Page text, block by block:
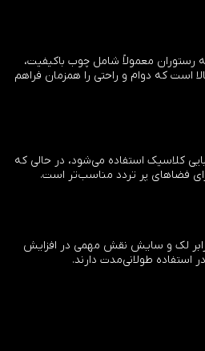
رستوران معمولاً شامل چوب باکیفیت،
است که دوام و راحتی را همزمان فراهم
کلاسیک استفاده می‌شود، در حالی که
فضاهای پر تردد مناسب‌تر است.
لک و سایش نقش مهمی در افزایش
طولانی‌مدت دارند.